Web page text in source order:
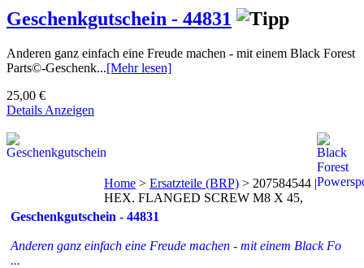
Geschenkgutschein - 44831
Anderen ganz einfach eine Freude machen - mit einem Black Forest
Parts©-Geschenk...[Mehr lesen]
25,00 €
Details Anzeigen
Geschenkgutschein - 44831
Anderen ganz einfach eine Freude machen - mit einem Black Fo
...
Home > Ersatzteile (BRP) > 207584544 |
HEX. FLANGED SCREW M8 X 45,